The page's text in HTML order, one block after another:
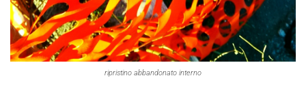
ripristino abbandonato interno